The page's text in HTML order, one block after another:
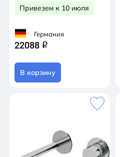
Привезем к 10 июля
Германия
22088 q
В корзину